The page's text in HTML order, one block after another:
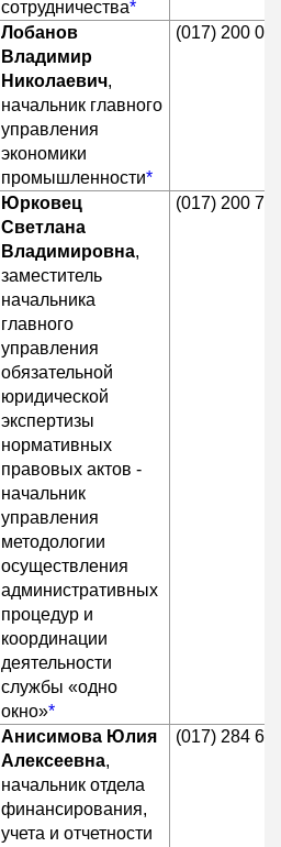
сотрудничества*
Лобанов
Владимир
Николаевич,
начальник главного
управления
экономики
промышленности*
(017) 200 05
Юрковец
Светлана
Владимировна,
заместитель
начальника
главного
управления
обязательной
юридической
экспертизы
нормативных
правовых актов -
начальник
управления
методологии
осуществления
административных
процедур и
координации
деятельности
службы «одно
окно»*
(017) 200 70
Анисимова Юлия
Алексеевна,
начальник отдела
финансирования,
учета и отчетности
(017) 284 67